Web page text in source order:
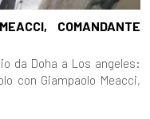
COMANDANTE
da Doha a Los angeles:
con Giampaolo Meacci,